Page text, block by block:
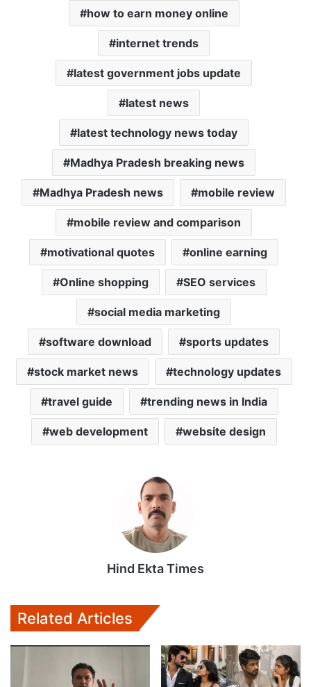
how to earn money online
internet trends
latest government jobs update
latest news
latest technology news today
Madhya Pradesh breaking news
Madhya Pradesh news mobile review
mobile review and comparison
motivational quotes online earning
Online shopping SEO services
social media marketing
software download sports updates
stock market news technology updates
travel guide trending news in India
web development website design
Hind Ekta Times
Related Articles